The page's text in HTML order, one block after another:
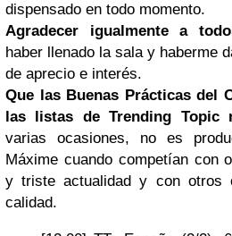
dispensado en todo momento.
Agradecer igualmente a
haber llenado la sala y haberme
de aprecio e interés.
Que las Buenas Prácticas del
las listas de Trending Topic
varias ocasiones, no es
Máxime cuando competían con
y triste actualidad y con otros
calidad.